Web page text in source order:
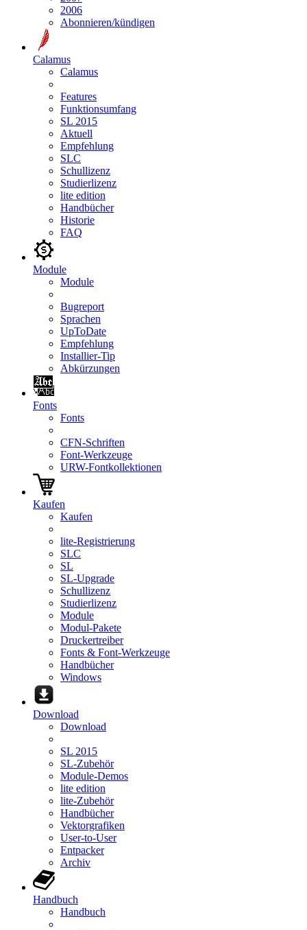
2006
Abonnieren/kündigen
Calamus
Calamus
Features
Funktionsumfang
SL 2015
Aktuell
Empfehlung
SLC
Schullizenz
Studierlizenz
lite edition
Handbücher
Historie
FAQ
Module
Module
Bugreport
Sprachen
UpToDate
Empfehlung
Installier-Tip
Abkürzungen
Fonts
Fonts
CFN-Schriften
Font-Werkzeuge
URW-Fontkollektionen
Kaufen
Kaufen
lite-Registrierung
SLC
SL
SL-Upgrade
Schullizenz
Studierlizenz
Module
Modul-Pakete
Druckertreiber
Fonts & Font-Werkzeuge
Handbücher
Windows
Download
Download
SL 2015
SL-Zubehör
Module-Demos
lite edition
lite-Zubehör
Handbücher
Vektorgrafiken
User-to-User
Entpacker
Archiv
Handbuch
Handbuch